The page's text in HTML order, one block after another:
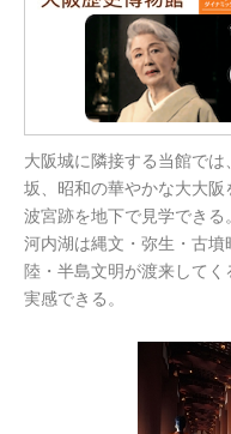
大阪城に隣接する当館で
坂、昭和の華やかな大大
波宮跡を地下で見学でき
河内湖は縄文・弥生・古
陸・半島文明が渡来して
実感できる。